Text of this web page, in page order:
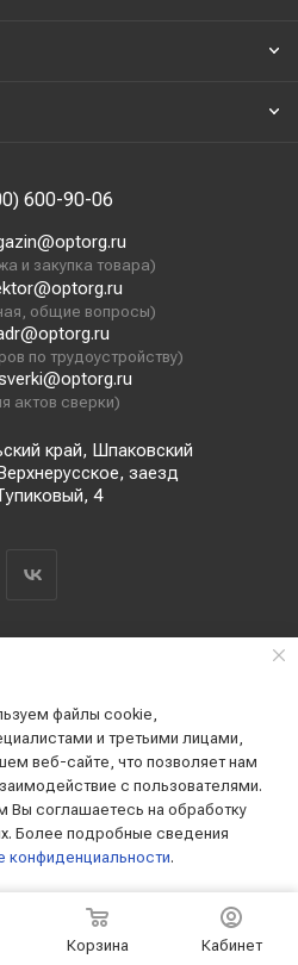
600-90-06
и закупка товара)
общие вопросы)
по трудоустройству)
актов сверки)
край, Шпаковский
заезд
4
защищены
файлы cookie,
и третьими лицами,
веб-сайте, что позволяет нам
с пользователями.
Вы соглашаетесь на обработку
Более подробные сведения
конфиденциальности.
Корзина Кабинет